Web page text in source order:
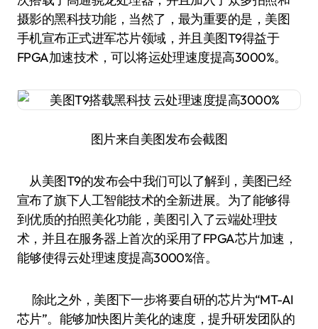
摄影的黑科技功能，当然了，最为重要的是，美图
手机宣布正式进军芯片领域，并且美图T9得益于
FPGA加速技术，可以将运处理速度提高3000%。
图片来自美图发布会截图
从美图T9的发布会中我们可以了解到，美图已经
宣布了旗下人工智能技术的全新进展。为了能够得
到优质的拍照美化功能，美图引入了云端处理技
术，并且在服务器上首次的采用了FPGA芯片加速，
能够使得云处理速度提高3000%倍。
除此之外，美图下一步将要自研的芯片为“MT-AI
芯片”。能够加快图片美化的速度，提升研发团队的